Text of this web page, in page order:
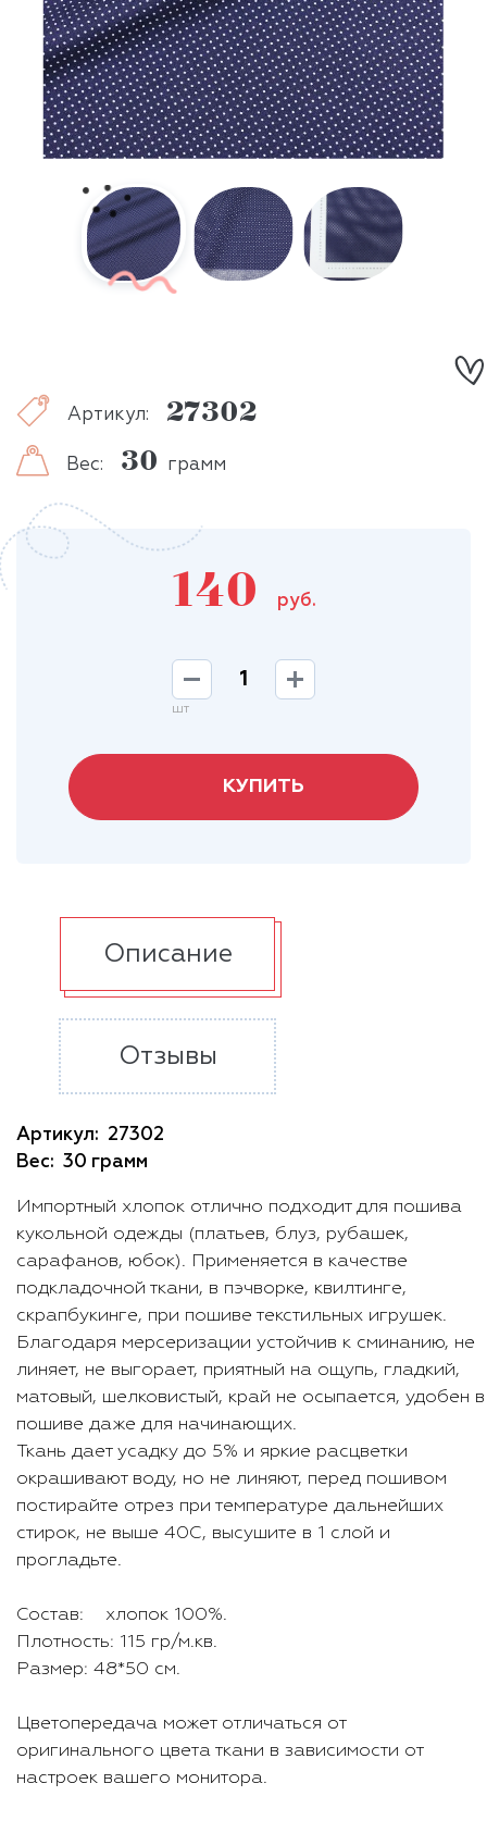
Артикул: 27302
Вес: 30 грамм
140 руб.
шт
КУПИТЬ
Описание
Отзывы
Артикул: 27302
Вес: 30 грамм
Импортный хлопок отлично подходит для пошива
кукольной одежды (платьев, блуз, рубашек,
сарафанов, юбок). Применяется в качестве
подкладочной ткани, в пэчворке, квилтинге,
скрапбукинге, при пошиве текстильных игрушек.
Благодаря мерсеризации устойчив к сминанию, не
линяет, не выгорает, приятный на ощупь, гладкий,
матовый, шелковистый, край не осыпается, удобен в
пошиве даже для начинающих.
Ткань дает усадку до 5% и яркие расцветки
окрашивают воду, но не линяют, перед пошивом
постирайте отрез при температуре дальнейших
стирок, не выше 40C, высушите в 1 слой и
прогладьте.
Состав: хлопок 100%.
Плотность: 115 гр/м.кв.
Размер: 48*50 см.
Цветопередача может отличаться от
оригинального цвета ткани в зависимости от
настроек вашего монитора.